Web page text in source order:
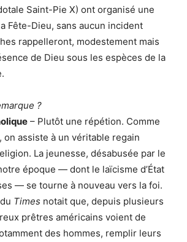
Saint-Pie X) ont organisé une
Fête-Dieu, sans aucun incident
rappelleront, modestement mais
de Dieu sous les espèces de la
?
– Plutôt une répétion. Comme
on assiste à un véritable regain
La jeunesse, désabusée par le
époque — dont le laïcisme d’État
— se tourne à nouveau vers la foi.
Times notait que, depuis plusieurs
prêtres américains voient de
des hommes, remplir leurs